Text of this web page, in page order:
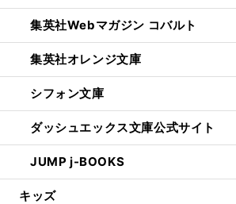
集英社Webマガジン コバルト
集英社オレンジ文庫
シフォン文庫
ダッシュエックス文庫公式サイト
JUMP j-BOOKS
キッズ